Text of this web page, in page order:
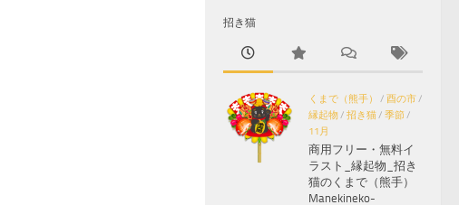
招き猫
くまで（熊手） / 酉の市/
縁起物/ 招き猫/ 季節/
11月
商用フリー・無料イ
ラスト_縁起物_招き
猫のくまで（熊手）
Manekineko-